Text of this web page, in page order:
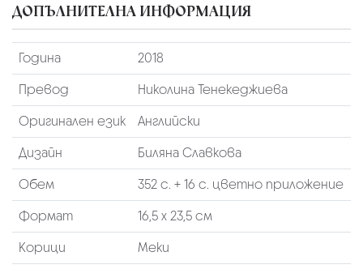
ДОПЪЛНИТЕЛНА ИНФОРМАЦИЯ
Година
2018
Превод
Николина Тенекеджиева
Оригинален език
Английски
Дизайн
Биляна Славкова
Обем
352 с. + 16 с. цветно приложение
Формат
16,5 x 23,5 см
Корици
Меки